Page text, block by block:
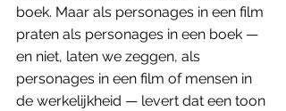
boek. Maar als personages in een film
praten als personages in een boek —
en niet, laten we zeggen, als
personages in een film of mensen in
de werkelijkheid — levert dat een toon